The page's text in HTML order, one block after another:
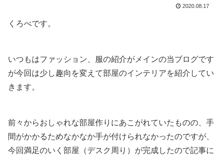
2020.08.17
くろべです。
いつもはファッション、服の紹介がメインの当ブログです
が今回は少し趣向を変えて部屋のインテリアを紹介してい
きます。
前々からおしゃれな部屋作りにあこがれていたものの、手
間がかかるためなかなか手が付けられなかったのですが、
今回満足のいく部屋（デスク周り）が完成したので記事に